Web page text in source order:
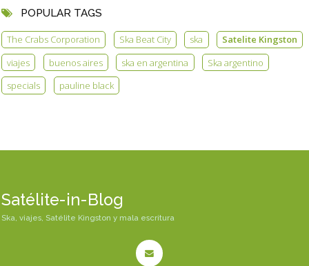
POPULAR TAGS
The Crabs Corporation Ska Beat City ska
Satelite Kingston
viajes
buenos aires ska en argentina
Ska argentino
specials
pauline black
Satélite-in-Blog
Ska, viajes, Satélite Kingston y mala escritura